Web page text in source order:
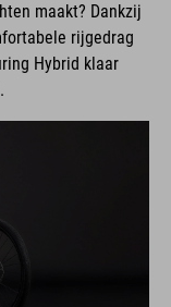
maakt? Dankzij
rijgedrag
Hybrid klaar